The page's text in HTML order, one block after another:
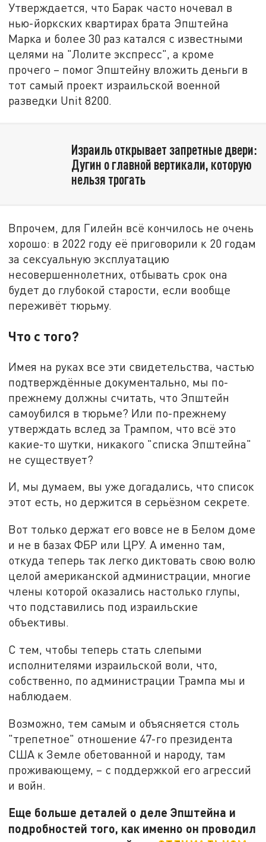
Утверждается, что Барак часто ночевал в
нью-йоркских квартирах брата Эпштейна
Марка и более 30 раз катался с известными
целями на "Лолите экспресс", а кроме
прочего – помог Эпштейну вложить деньги в
тот самый проект израильской военной
разведки Unit 8200.
Израиль открывает запретные двери:
Дугин о главной вертикали, которую
нельзя трогать
Впрочем, для Гилейн всё кончилось не очень
хорошо: в 2022 году её приговорили к 20 годам
за сексуальную эксплуатацию
несовершеннолетних, отбывать срок она
будет до глубокой старости, если вообще
переживёт тюрьму.
Что с того?
Имея на руках все эти свидетельства, частью
подтверждённые документально, мы по-
прежнему должны считать, что Эпштейн
самоубился в тюрьме? Или по-прежнему
утверждать вслед за Трампом, что всё это
какие-то шутки, никакого "списка Эпштейна"
не существует?
И, мы думаем, вы уже догадались, что список
этот есть, но держится в серьёзном секрете.
Вот только держат его вовсе не в Белом доме
и не в базах ФБР или ЦРУ. А именно там,
откуда теперь так легко диктовать свою волю
целой американской администрации, многие
члены которой оказались настолько глупы,
что подставились под израильские
объективы.
С тем, чтобы теперь стать слепыми
исполнителями израильской воли, что,
собственно, по администрации Трампа мы и
наблюдаем.
Возможно, тем самым и объясняется столь
"трепетное" отношение 47-го президента
США к Земле обетованной и народу, там
проживающему, – с поддержкой его агрессий
и войн.
Еще больше деталей о деле Эпштейна и
подробностей того, как именно он проводил